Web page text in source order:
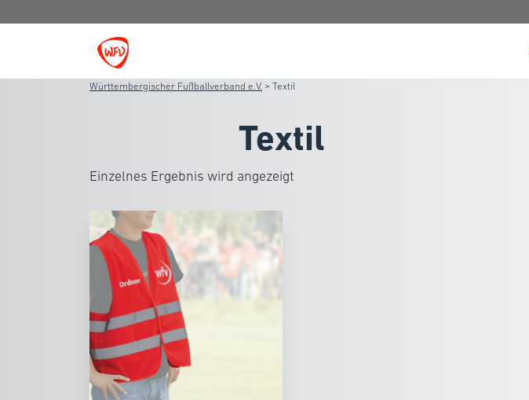
Württembergischer Fußballverband e.V. > Textil
Textil
Einzelnes Ergebnis wird angezeigt